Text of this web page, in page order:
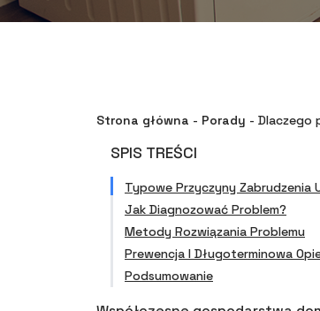
Strona główna - Porady - Dlaczego
SPIS TREŚCI
Typowe Przyczyny Zabrudzenia
Jak Diagnozować Problem?
Metody Rozwiązania Problemu
Prewencja I Długoterminowa
Podsumowanie